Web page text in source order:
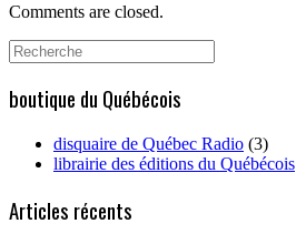
Comments are closed.
Search
for:
boutique du Québécois
disquaire de Québec Radio (3)
librairie des éditions du Québécois
Articles récents